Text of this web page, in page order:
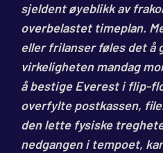
sjeldent øyeblikk av
overbelastet timeplan.
eller frilanser føles det å
virkeligheten mandag
å bestige Everest i flip-
overfylte postkassen,
den lette fysiske
nedgangen i tempoet,